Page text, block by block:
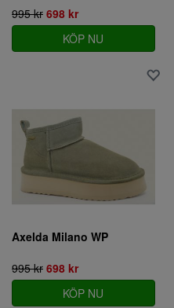
995 kr 698 kr
KÖP NU
Axelda Milano WP
995 kr 698 kr
KÖP NU